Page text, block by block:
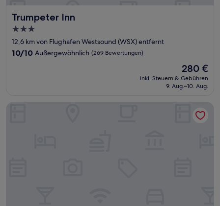
Trumpeter Inn
Trumpeter Inn
3.0-
Sterne-
Unterkunft
12,6 km von Flughafen Westsound (WSX) entfernt
10.0
10/10 Außergewöhnlich (269 Bewertungen)
Der
Preis
beträgt
280 €
inkl. Steuern & Gebühren
9. Aug.–10. Aug.
The Edenwild Boutique Inn